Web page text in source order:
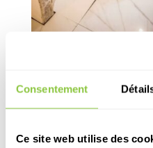
Consentement
Ce site web utilise des
Le choix du sol de votre
simple décision esthétique.
l’heure où l’importance